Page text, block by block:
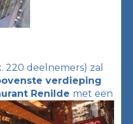
220 deelnemers) zal
verdieping
Renilde met een